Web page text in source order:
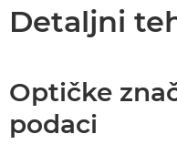
Detaljni
Optičke
podaci